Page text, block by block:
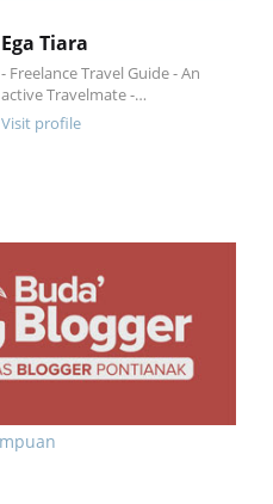
Ega Tiara
- Freelance Travel Guide - An
active Travelmate -…
Visit profile